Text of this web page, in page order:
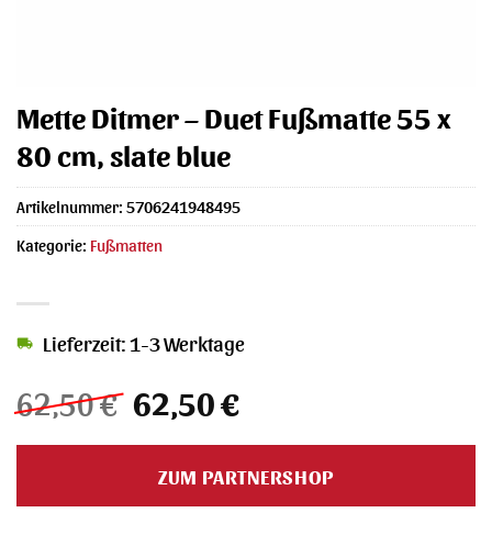
Mette Ditmer – Duet Fußmatte 55 x
80 cm, slate blue
62,50€ Ursprünglicher
Preis
war:
62,50 €
62,50€Aktueller
ist:
62,50 €.
Lieferzeit: 1-3 Werktage
ZUM PARTNERSHOP
Artikelnummer: 5706241948495
Kategorie: Fußmatten